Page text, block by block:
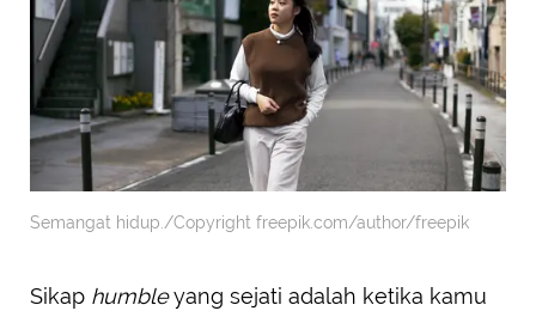
Semangat hidup./Copyright freepik.com/author/freepik
Sikap humbleyang sejati adalah ketika kamu